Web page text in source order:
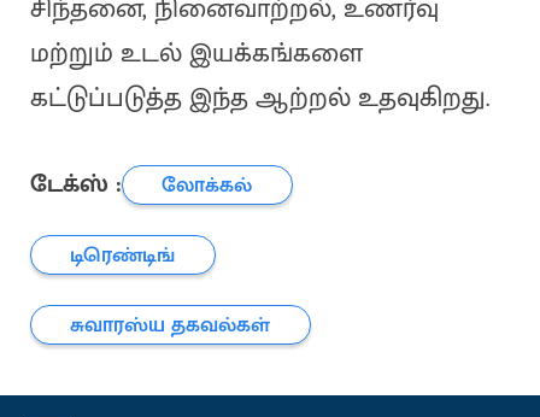
சிந்தனை, நினைவாற்றல், உணர்வு
மற்றும் உடல் இயக்கங்களை
கட்டுப்படுத்த இந்த ஆற்றல் உதவுகிறது.
டேக்ஸ் :
லோக்கல்
டிரெண்டிங்
சுவாரஸ்ய தகவல்கள்